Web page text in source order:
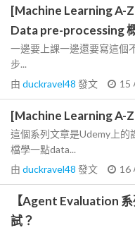
[Machine Learning A-
Data pre-processing
一邊要上課一邊還要寫這個
步...
由 duckravel48 發文 15
[Machine Learning A-
這個系列文章是Udemy上的
檔學一點data...
由 duckravel48 發文 16
【Agent Evaluation
試？